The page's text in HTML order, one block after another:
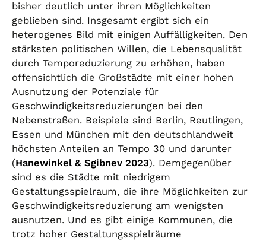
bisher deutlich unter ihren Möglichkeiten
geblieben sind. Insgesamt ergibt sich ein
heterogenes Bild mit einigen Auffälligkeiten. Den
stärksten politischen Willen, die Lebensqualität
durch Temporeduzierung zu erhöhen, haben
offensichtlich die Großstädte mit einer hohen
Ausnutzung der Potenziale für
Geschwindigkeitsreduzierungen bei den
Nebenstraßen. Beispiele sind Berlin, Reutlingen,
Essen und München mit den deutschlandweit
höchsten Anteilen an Tempo 30 und darunter
(Hanewinkel & Sgibnev 2023). Demgegenüber
sind es die Städte mit niedrigem
Gestaltungsspielraum, die ihre Möglichkeiten zur
Geschwindigkeitsreduzierung am wenigsten
ausnutzen. Und es gibt einige Kommunen, die
trotz hoher Gestaltungsspielräume